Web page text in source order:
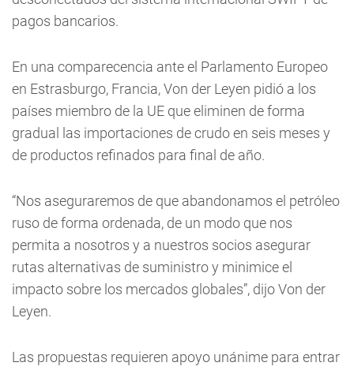
pagos bancarios.
En una comparecencia ante el Parlamento Europeo
en Estrasburgo, Francia, Von der Leyen pidió a los
países miembro de la UE que eliminen de forma
gradual las importaciones de crudo en seis meses y
de productos refinados para final de año.
“Nos aseguraremos de que abandonamos el petróleo
ruso de forma ordenada, de un modo que nos
permita a nosotros y a nuestros socios asegurar
rutas alternativas de suministro y minimice el
impacto sobre los mercados globales”, dijo Von der
Leyen.
Las propuestas requieren apoyo unánime para entrar